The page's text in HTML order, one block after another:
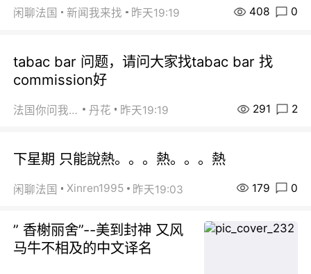
闲聊法国 新闻我来找 昨天19:19 408 0
tabac bar 问题，请问大家找tabac bar 找
commission好
法国你问我答 丹花 昨天19:19 291 2
下星期 只能說熱。。。熱。。。熱
闲聊法国 Xinren1995 昨天19:03 179 0
” 香榭丽舍”--美到封神 又风
马牛不相及的中文译名